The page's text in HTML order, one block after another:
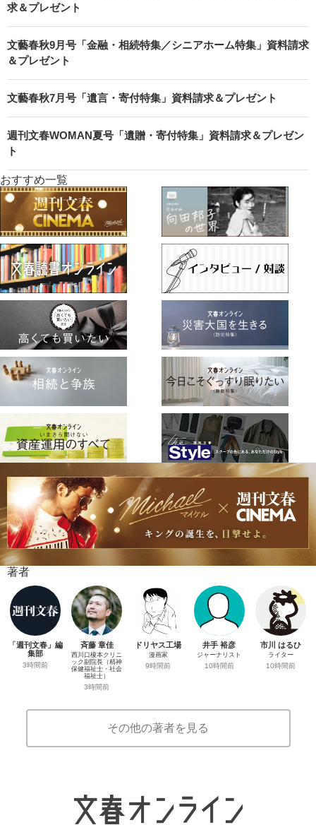
求＆プレゼント
文藝春秋9月号「金融・相続特集／シニアホーム特集」資料請求
＆プレゼント
文藝春秋7月号「遺言・寄付特集」資料請求＆プレゼント
週刊文春WOMAN夏号「遺贈・寄付特集」資料請求＆プレゼン
ト
おすすめ一覧
著者
「週刊文春」編
集部
3時間前
斉藤 章佳
西川口榎本クリニ
ック副院長（精神
保健福祉士・社会
福祉士）
3時間前
ドリヤス工場
漫画家
9時間前
井手 裕彦
ジャーナリスト
10時間前
市川 はるひ
ライター
10時間前
その他の著者を見る